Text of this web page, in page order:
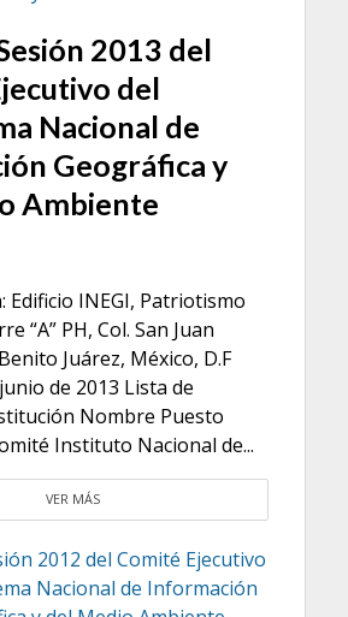
2013 del
del
Nacional de
Geográfica y
Ambiente
Edificio INEGI, Patriotismo
“A” PH, Col. San Juan
Juárez, México, D.F
de 2013 Lista de
Nombre Puesto
Instituto Nacional de...
VER MÁS